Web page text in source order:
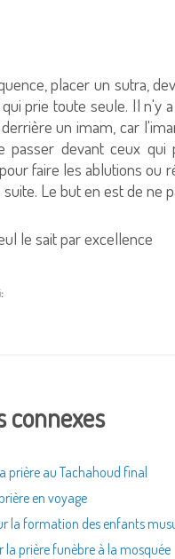
placer un sutra,
prie toute seule. Il n'y
un imam, car
passer devant ceux
faire les ablutions ou
suite. Le but en est de ne
le sait par excellence
connexes
prière au Tachahoud final
en voyage
la formation des enfants
la prière funèbre à la mosquée